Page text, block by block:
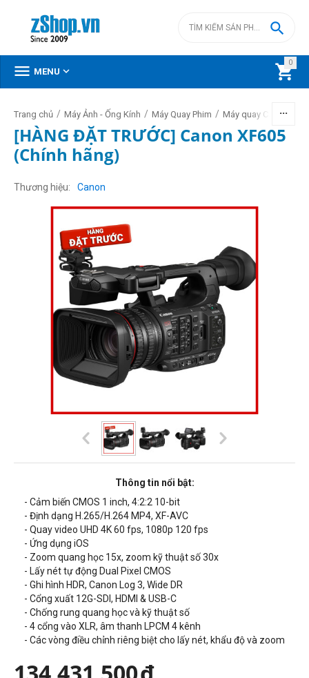
0


 MENU 
Trang chủ / Máy Ảnh - Ống Kính / Máy Quay Phim / Máy quay Canon
[HÀNG ĐẶT TRƯỚC] Canon XF605
(Chính hãng)
Thương hiệu Canon
Thông tin nổi bật:
- Cảm biến CMOS 1 inch, 4:2:2 10-bit
- Định dạng H.265/H.264 MP4, XF-AVC
- Quay video UHD 4K 60 fps, 1080p 120 fps
- Ứng dụng iOS
- Zoom quang học 15x, zoom kỹ thuật số 30x
- Lấy nét tự động Dual Pixel CMOS
- Ghi hình HDR, Canon Log 3, Wide DR
- Cổng xuất 12G-SDI, HDMI & USB-C
- Chống rung quang học và kỹ thuật số
- 4 cổng vào XLR, âm thanh LPCM 4 kênh
- Các vòng điều chỉnh riêng biệt cho lấy nét, khẩu độ và zoom